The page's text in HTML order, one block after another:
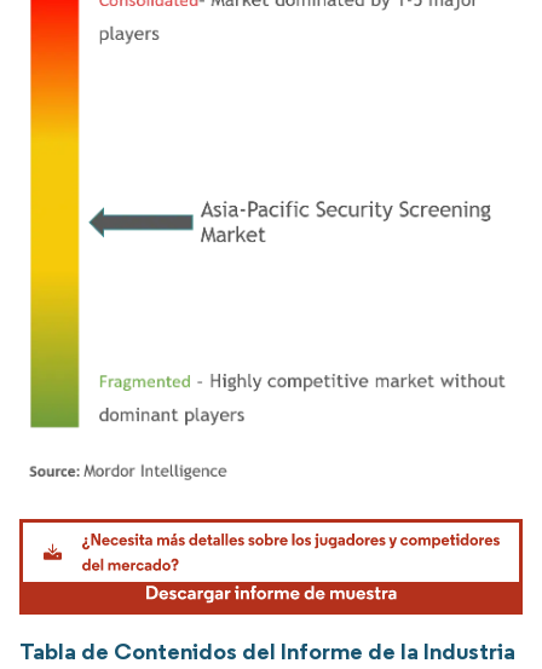
Imagen © Mordor Intelligence. El uso requiere atribución según CC BY 4.0.
Tabla de Contenidos del Informe de la Industria